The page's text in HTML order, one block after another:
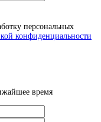
персональных
конфиденциальности
время